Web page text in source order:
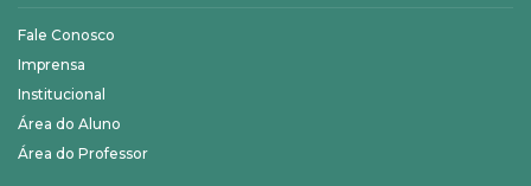
Fale Conosco
Imprensa
Institucional
Área do Aluno
Área do Professor